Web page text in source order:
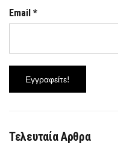
Email *
Τελευταία Αρθρα